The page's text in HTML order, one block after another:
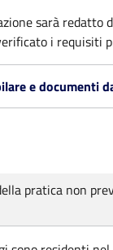
sarà redatto
i requisiti
e documenti
pratica non